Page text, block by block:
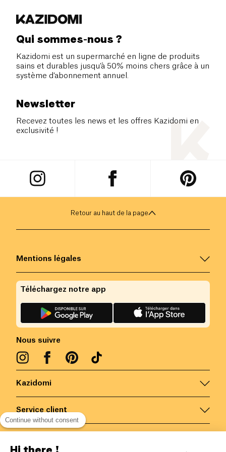
Qui sommes-nous ?
Kazidomi est un supermarché en ligne de produits
sains et durables jusqu’à 50% moins chers grâce à un
système d’abonnement annuel.
Newsletter
Recevez toutes les news et les offres Kazidomi en
exclusivité !
Retour au haut de la page
Kazidomi
Service client
Mentions légales
Nous suivre
Téléchargez notre app
Continue without consent
Hi there !